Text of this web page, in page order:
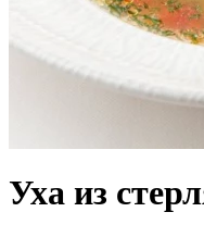
Уха из